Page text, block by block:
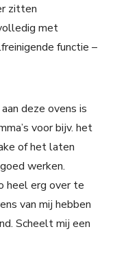
zitten
met
functie –
deze ovens is
voor bijv. het
of het laten
werken.
heel erg over te
van mij hebben
Scheelt mij een